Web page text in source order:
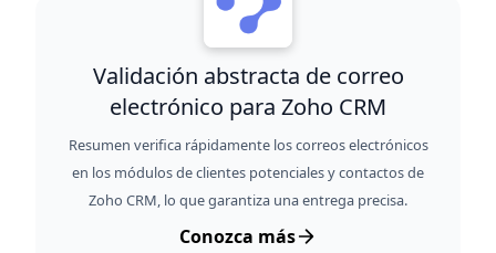
Validación abstracta de correo
electrónico para Zoho CRM
Resumen verifica rápidamente los correos electrónicos
en los módulos de clientes potenciales y contactos de
Zoho CRM, lo que garantiza una entrega precisa.
Conozca más